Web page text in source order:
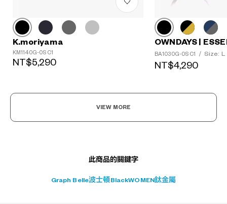
K.moriyama
KM1140G-0S C1
NT$5,290
OWNDAYS |
BA1030G-0S C1 / Size: L
NT$4,290
VIEW MORE
此商品的關鍵字
Graph Belle波士頓 BlackWOMEN鈦金屬